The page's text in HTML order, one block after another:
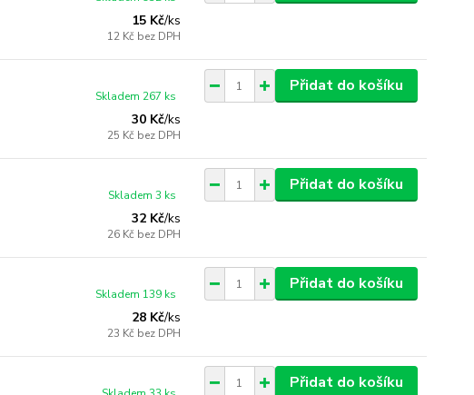
15 Kč/ks
12 Kč bez DPH
30 Kč/ks
25 Kč bez DPH
Skladem 267 ks
Přidat do košíku
32 Kč/ks
26 Kč bez DPH
Skladem 3 ks
Přidat do košíku
28 Kč/ks
23 Kč bez DPH
Skladem 139 ks
Přidat do košíku
Přidat do košíku